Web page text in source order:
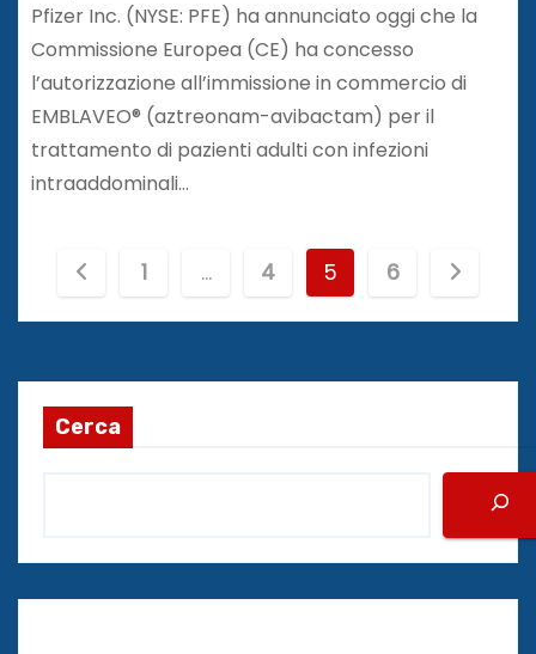
Pfizer Inc. (NYSE: PFE) ha annunciato oggi che la
Commissione Europea (CE) ha concesso
l’autorizzazione all’immissione in commercio di
EMBLAVEO® (aztreonam-avibactam) per il
trattamento di pazienti adulti con infezioni
intraaddominali…
a
g
i
z
1 … 4 5 6
Cerca